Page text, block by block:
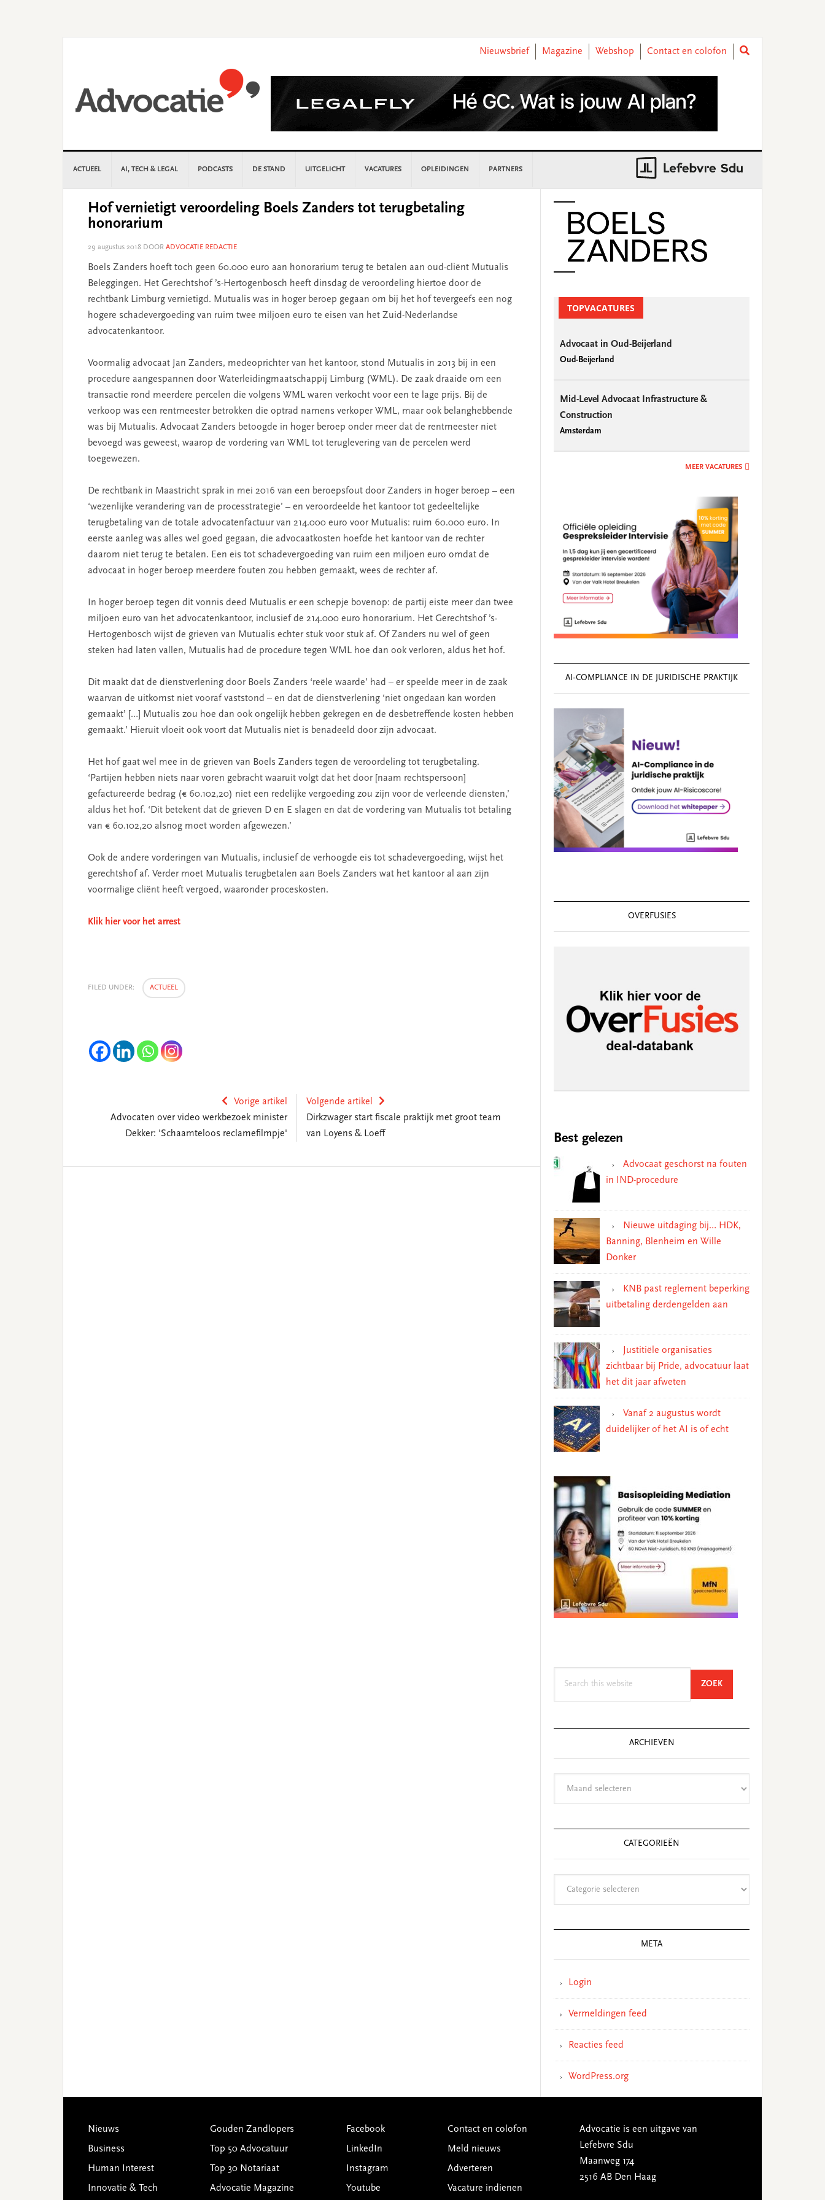
Nieuwsbrief
Magazine Webshop Contact en colofon
ACTUEEL AI, TECH & LEGAL PODCASTS DE STAND UITGELICHT VACATURES OPLEIDINGEN PARTNERS
Hof vernietigt veroordeling Boels Zanders tot terugbetaling
honorarium
29 augustus 2018 DOOR ADVOCATIE REDACTIE
Boels Zanders hoeft toch geen 60.000 euro aan honorarium terug te betalen aan oud-cliënt Mutualis
Beleggingen. Het Gerechtshof ’s-Hertogenbosch heeft dinsdag de veroordeling hiertoe door de
rechtbank Limburg vernietigd. Mutualis was in hoger beroep gegaan om bij het hof tevergeefs een nog
hogere schadevergoeding van ruim twee miljoen euro te eisen van het Zuid-Nederlandse
advocatenkantoor.
Voormalig advocaat Jan Zanders, medeoprichter van het kantoor, stond Mutualis in 2013 bij in een
procedure aangespannen door Waterleidingmaatschappij Limburg (WML). De zaak draaide om een
transactie rond meerdere percelen die volgens WML waren verkocht voor een te lage prijs. Bij de
verkoop was een rentmeester betrokken die optrad namens verkoper WML, maar ook belanghebbende
was bij Mutualis. Advocaat Zanders betoogde in hoger beroep onder meer dat de rentmeester niet
bevoegd was geweest, waarop de vordering van WML tot teruglevering van de percelen werd
toegewezen.
De rechtbank in Maastricht sprak in mei 2016 van een beroepsfout door Zanders in hoger beroep – een
‘wezenlijke verandering van de processtrategie’ – en veroordeelde het kantoor tot gedeeltelijke
terugbetaling van de totale advocatenfactuur van 214.000 euro voor Mutualis: ruim 60.000 euro. In
eerste aanleg was alles wel goed gegaan, die advocaatkosten hoefde het kantoor van de rechter
daarom niet terug te betalen. Een eis tot schadevergoeding van ruim een miljoen euro omdat de
advocaat in hoger beroep meerdere fouten zou hebben gemaakt, wees de rechter af.
In hoger beroep tegen dit vonnis deed Mutualis er een schepje bovenop: de partij eiste meer dan twee
miljoen euro van het advocatenkantoor, inclusief de 214.000 euro honorarium. Het Gerechtshof ’s-
Hertogenbosch wijst de grieven van Mutualis echter stuk voor stuk af. Of Zanders nu wel of geen
steken had laten vallen, Mutualis had de procedure tegen WML hoe dan ook verloren, aldus het hof.
Dit maakt dat de dienstverlening door Boels Zanders ‘reële waarde’ had – er speelde meer in de zaak
waarvan de uitkomst niet vooraf vaststond – en dat de dienstverlening ‘niet ongedaan kan worden
gemaakt’ […] Mutualis zou hoe dan ook ongelijk hebben gekregen en de desbetreffende kosten hebben
gemaakt.’ Hieruit vloeit ook voort dat Mutualis niet is benadeeld door zijn advocaat.
Het hof gaat wel mee in de grieven van Boels Zanders tegen de veroordeling tot terugbetaling.
‘Partijen hebben niets naar voren gebracht waaruit volgt dat het door [naam rechtspersoon]
gefactureerde bedrag (€ 60.102,20) niet een redelijke vergoeding zou zijn voor de verleende diensten,’
aldus het hof. ‘Dit betekent dat de grieven D en E slagen en dat de vordering van Mutualis tot betaling
van € 60.102,20 alsnog moet worden afgewezen.’
Ook de andere vorderingen van Mutualis, inclusief de verhoogde eis tot schadevergoeding, wijst het
gerechtshof af. Verder moet Mutualis terugbetalen aan Boels Zanders wat het kantoor al aan zijn
voormalige cliënt heeft vergoed, waaronder proceskosten.
Klik hier voor het arrest
FILED UNDER: ACTUEEL
Vorige artikel
Advocaten over video werkbezoek minister
Dekker: 'Schaamteloos reclamefilmpje'
Volgende artikel
Dirkzwager start fiscale praktijk met groot team
van Loyens & Loeff
Sidebar
TOPVACATURES
Advocaat in Oud-Beijerland
Oud-Beijerland
Mid-Level Advocaat Infrastructure &
Construction
Amsterdam
MEER VACATURES
AI‑COMPLIANCE IN DE JURIDISCHE PRAKTIJK
OVERFUSIES
Best gelezen
Advocaat geschorst na fouten
in IND-procedure
Nieuwe uitdaging bij… HDK,
Banning, Blenheim en Wille
Donker
KNB past reglement beperking
uitbetaling derdengelden aan
Justitiële organisaties
zichtbaar bij Pride, advocatuur laat
het dit jaar afweten
Vanaf 2 augustus wordt
duidelijker of het AI is of echt
ZOEKSEARCH
ARCHIEVEN
CATEGORIEËN
META
Login
Vermeldingen feed
Reacties feed
WordPress.org
Footer
Nieuws
Business
Human Interest
Innovatie & Tech
Gouden Zandlopers
Top 50 Advocatuur
Top 30 Notariaat
Advocatie Magazine
Facebook
LinkedIn
Instagram
Youtube
Contact en colofon
Meld nieuws
Adverteren
Vacature indienen
Advocatie is een uitgave van
Lefebvre Sdu
Maanweg 174
2516 AB Den Haag